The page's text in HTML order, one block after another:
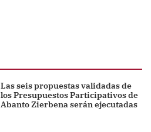
Las seis propuestas validadas de
los Presupuestos Participativos de
Abanto Zierbena serán ejecutadas